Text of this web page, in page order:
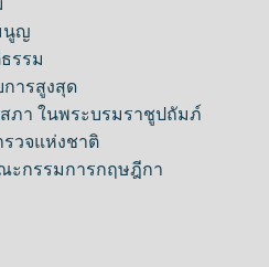
นูญ
รรม
ารสูงสุด
ภา ในพระบรมราชูปถัมภ์
วจแห่งชาติ
ะกรรมการกฤษฎีกา